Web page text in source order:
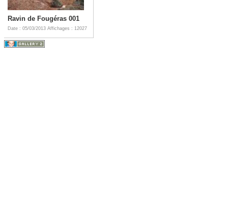
Ravin de Fougéras 001
Date : 05/03/2013 Affichages : 12027